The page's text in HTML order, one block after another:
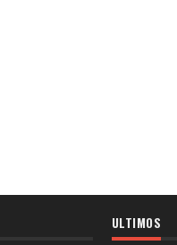
ULTIMOS